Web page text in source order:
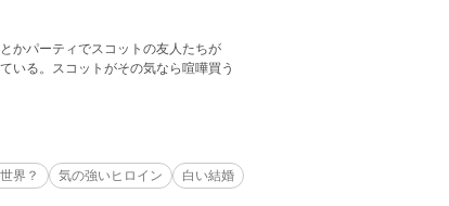
かパーティでスコットの友人たちが
いる。スコットがその気なら喧嘩買う
界？ 気の強いヒロイン
白い結婚